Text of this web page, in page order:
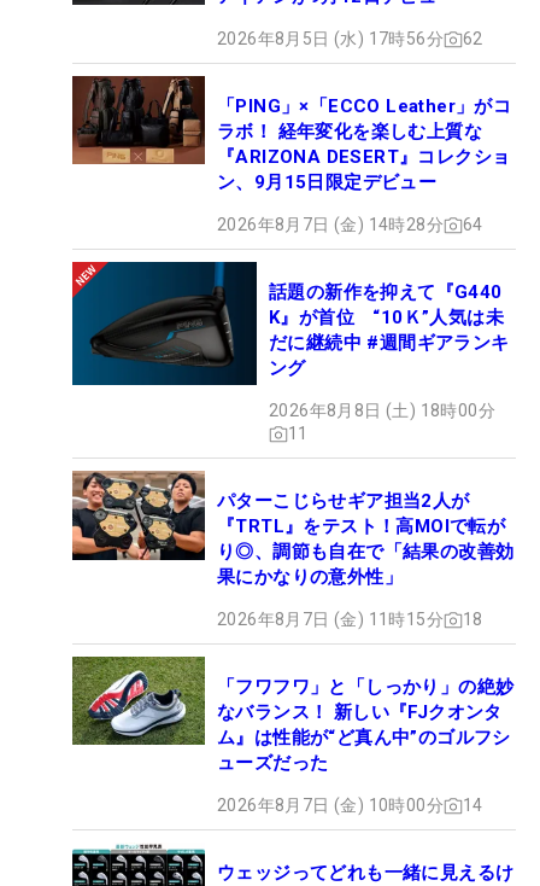
2026年8月5日 (水) 17時56分 62
「PING」×「ECCO Leather」がコ
ラボ！ 経年変化を楽しむ上質な
『ARIZONA DESERT』コレクショ
ン、9月15日限定デビュー
2026年8月7日 (金) 14時28分 64
話題の新作を抑えて『G440
K』が首位 “10Ｋ”人気は未
だに継続中 #週間ギアランキ
ング
2026年8月8日 (土) 18時00分
11
パターこじらせギア担当2人が
『TRTL』をテスト！高MOIで転が
り◎、調節も自在で「結果の改善効
果にかなりの意外性」
2026年8月7日 (金) 11時15分 18
「フワフワ」と「しっかり」の絶妙
なバランス！ 新しい『FJクオンタ
ム』は性能が“ど真ん中”のゴルフシ
ューズだった
2026年8月7日 (金) 10時00分 14
ウェッジってどれも一緒に見えるけ